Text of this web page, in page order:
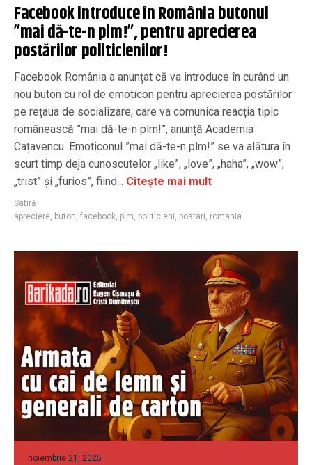
Facebook introduce în România butonul
”mai dă-te-n plm!”, pentru aprecierea
postărilor politicienilor!
Facebook România a anunțat că va introduce în curând un
nou buton cu rol de emoticon pentru aprecierea postărilor
pe rețaua de socializare, care va comunica reacția tipic
românească ”mai dă-te-n plm!”, anunță Academia
Cațavencu. Emoticonul ”mai dă-te-n plm!” se va alătura în
scurt timp deja cunoscutelor „like”, „love”, „haha”, „wow”,
„trist” și „furios”, fiind... Citește mai mult
Satiră
apreciere, buton, facebook, plm, politicieni, postari, romania
noiembrie 21, 2025